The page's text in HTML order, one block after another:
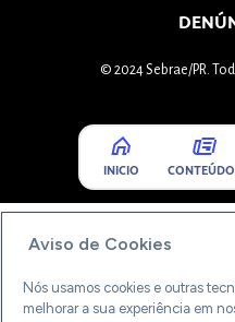
© 2024 Sebrae/PR.
INICIO
Aviso de Cookies
Nós usamos cookies e outras
melhorar a sua experiência em